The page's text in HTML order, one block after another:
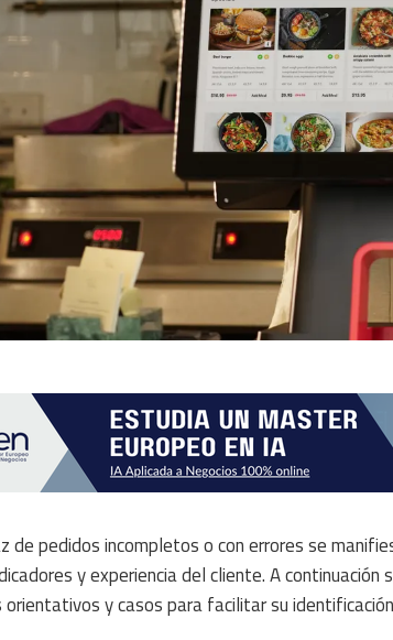
de pedidos incompletos o con errores se
y experiencia del cliente. A
y casos para facilitar su